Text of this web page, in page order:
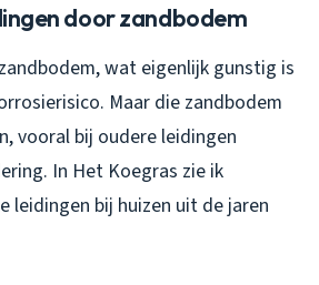
door zandbodem
wat eigenlijk gunstig is
Maar die zandbodem
vooral bij oudere leidingen
In Het Koegras zie ik
leidingen bij huizen uit de jaren